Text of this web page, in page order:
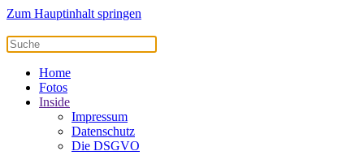
Zum Hauptinhalt springen
Home
Fotos
Inside
Impressum
Datenschutz
Die DSGVO